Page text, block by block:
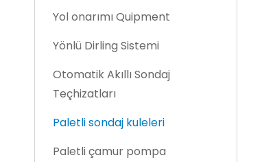
Yol onarımı Quipment
Yönlü Dirling Sistemi
Otomatik Akıllı Sondaj
Teçhizatları
Paletli sondaj kuleleri
Paletli çamur pompa